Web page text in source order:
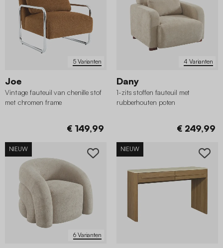
5 Varianten
Joe
Vintage fauteuil van chenille stof
met chromen frame
€ 149,99
4 Varianten
Dany
1-zits stoffen fauteuil met
rubberhouten poten
€ 249,99
6 Varianten
NIEUW NIEUW